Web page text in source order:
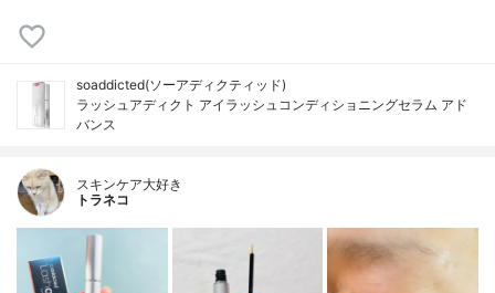
soaddicted(ソーアディクティッド)
ラッシュアディクト アイラッシュコンディショニングセラム アド
バンス
スキンケア大好き
トラネコ